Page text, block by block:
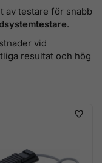
av testare för snabb
.
vid
resultat och hög